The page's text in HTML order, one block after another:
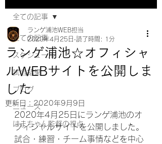
全ての記事
スケジュール
試合結果
ブログ
ニュース
はまちゃん監督の視点
全ての記事
ランゲ浦池☆オフィシャ
ルWEBサイトを公開しま
した
ランゲ浦池WEB担当
2020年4月25日 読了時間: 1分
更新日： 2020年9月9日
2020年4月25日にランゲ浦池のオ
フィシャルサイトを公開しました。
試合・練習・チーム事情などを中心